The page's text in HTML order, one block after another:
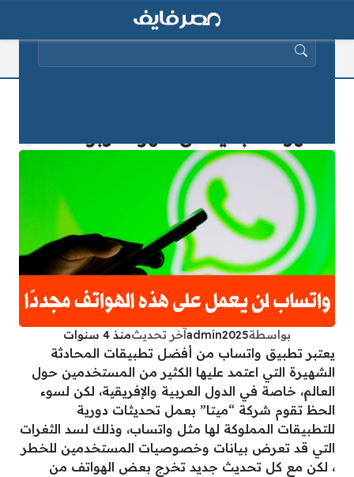
بواسطةadmin2025آخر تحديثمنذ 4 سنوات
يعتبر تطبيق واتساب من أفضل تطبيقات المحادثة
الشهيرة التي اعتمد عليها الكثير من المستخدمين حول
العالم، خاصة في الدول العربية والإفريقية، لكن لسوء
الحظ تقوم شركة “ميتا” بعمل تحديثات دورية
للتطبيقات المملوكة لها مثل واتساب، وذلك لسد الثغرات
التي قد تعرض بيانات وخصوصيات المستخدمين للخطر
، لكن مع كل تحديث جديد تخرج بعض الهواتف من
البحث عن: